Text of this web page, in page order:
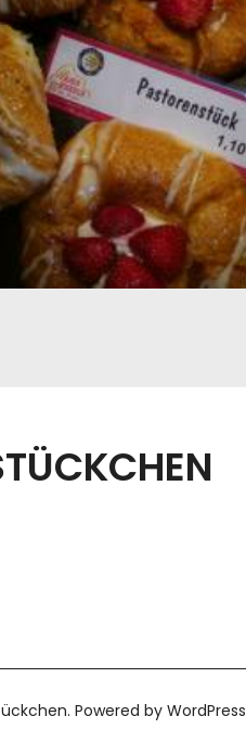
Powered by WordPress